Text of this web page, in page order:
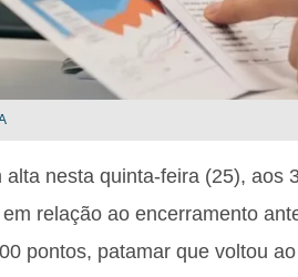
alta nesta quinta-feira (25), aos
relação ao encerramento
pontos, patamar que voltou